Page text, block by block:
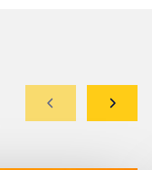
Edellinen